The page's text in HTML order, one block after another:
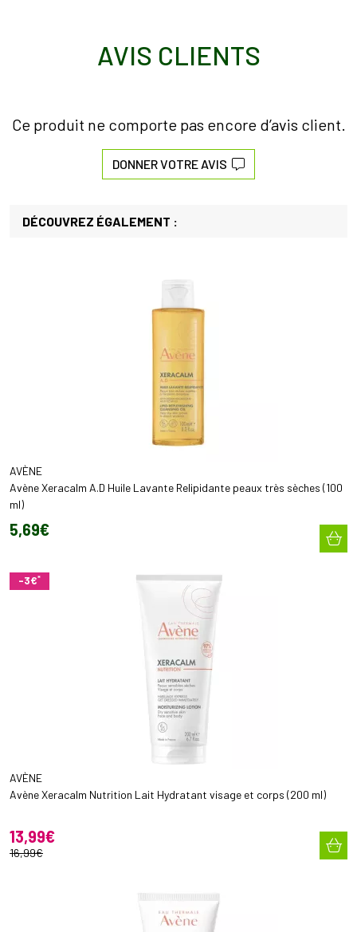
AVIS CLIENTS
Ce produit ne comporte pas encore d’avis client.
DONNER VOTRE AVIS
DÉCOUVREZ ÉGALEMENT :
AVÈNE
Avène Xeracalm A.D Huile Lavante Relipidante peaux très sèches (100
ml)
5,69€
-3€*
AVÈNE
Avène Xeracalm Nutrition Lait Hydratant visage et corps (200 ml)
13,99€
16,99€